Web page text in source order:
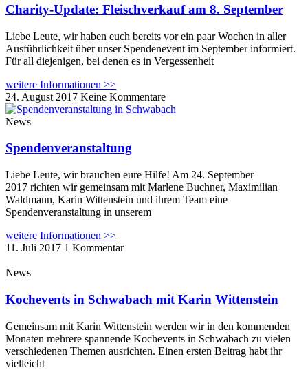
Charity-Update: Fleischverkauf am 8. September
Liebe Leute, wir haben euch bereits vor ein paar Wochen in aller
Ausführlichkeit über unser Spendenevent im September informiert.
Für all diejenigen, bei denen es in Vergessenheit
weitere Informationen >>
24. August 2017 Keine Kommentare
News
Spendenveranstaltung
Liebe Leute, wir brauchen eure Hilfe! Am 24. September
2017 richten wir gemeinsam mit Marlene Buchner, Maximilian
Waldmann, Karin Wittenstein und ihrem Team eine
Spendenveranstaltung in unserem
weitere Informationen >>
11. Juli 2017 1 Kommentar
News
Kochevents in Schwabach mit Karin Wittenstein
Gemeinsam mit Karin Wittenstein werden wir in den kommenden
Monaten mehrere spannende Kochevents in Schwabach zu vielen
verschiedenen Themen ausrichten. Einen ersten Beitrag habt ihr
vielleicht